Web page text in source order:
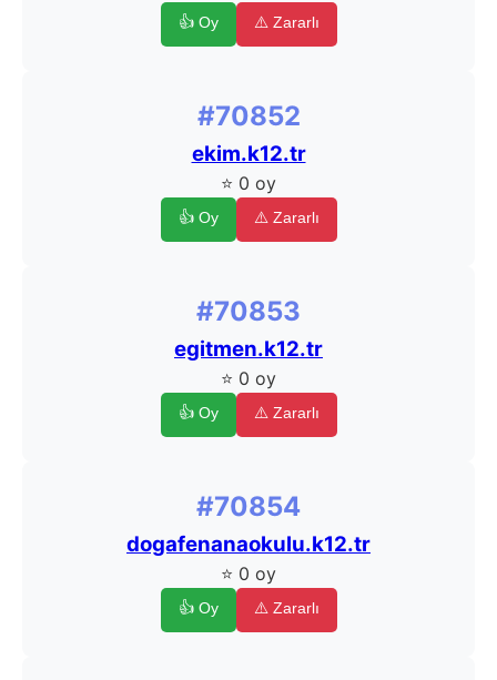
👍 Oy ⚠️ Zararlı
#70852
ekim.k12.tr
⭐ 0 oy
👍 Oy ⚠️ Zararlı
#70853
egitmen.k12.tr
⭐ 0 oy
👍 Oy ⚠️ Zararlı
#70854
dogafenanaokulu.k12.tr
⭐ 0 oy
👍 Oy ⚠️ Zararlı